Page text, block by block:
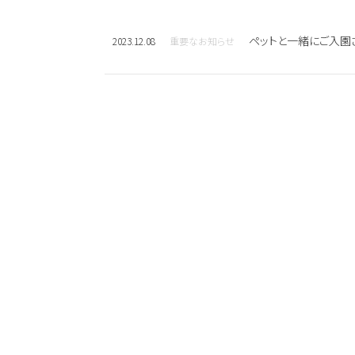
2023.12.08 重要なお知らせ ペットと一緒にご入